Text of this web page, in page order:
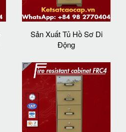
Sản Xuất Tủ Hồ Sơ Di
Động